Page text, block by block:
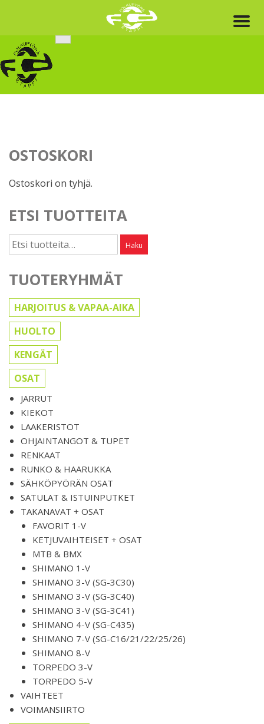
content
OSTOSKORI
Ostoskori on tyhjä.
ETSI TUOTTEITA
Etsi: Haku
TUOTERYHMÄT
HARJOITUS & VAPAA-AIKA
HUOLTO
KENGÄT
OSAT
JARRUT
KIEKOT
LAAKERISTOT
OHJAINTANGOT & TUPET
RENKAAT
RUNKO & HAARUKKA
SÄHKÖPYÖRÄN OSAT
SATULAT & ISTUINPUTKET
TAKANAVAT + OSAT
FAVORIT 1-V
KETJUVAIHTEISET + OSAT
MTB & BMX
SHIMANO 1-V
SHIMANO 3-V (SG-3C30)
SHIMANO 3-V (SG-3C40)
SHIMANO 3-V (SG-3C41)
SHIMANO 4-V (SG-C435)
SHIMANO 7-V (SG-C16/21/22/25/26)
SHIMANO 8-V
TORPEDO 3-V
TORPEDO 5-V
VAIHTEET
VOIMANSIIRTO